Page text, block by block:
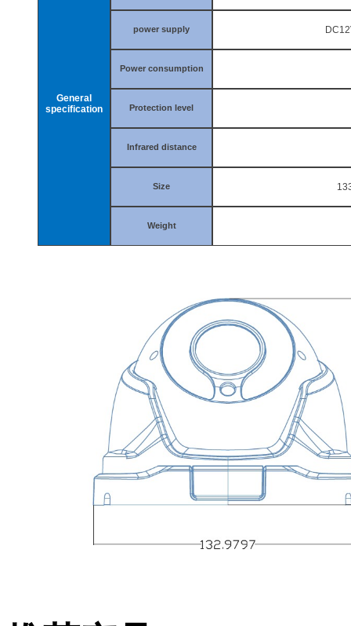
General
specification
power supply
Power consumption
Protection level
Infrared distance
Size
Weight